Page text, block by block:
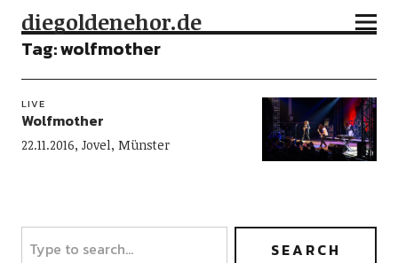
diegoldenehor.de
Tag:wolfmother
LIVE
Wolfmother
22.11.2016, Jovel, Münster